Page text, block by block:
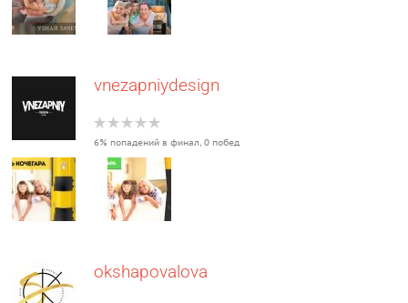
vnezapniydesign
6% попадений в финал, 0 побед
okshapovalova